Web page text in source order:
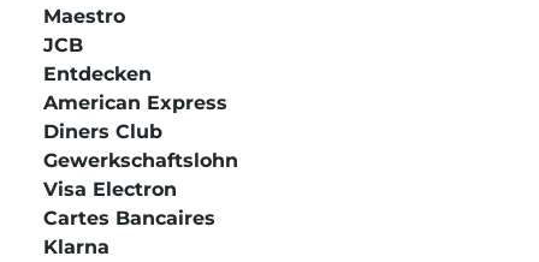
Maestro
JCB
Entdecken
American Express
Diners Club
Gewerkschaftslohn
Visa Electron
Cartes Bancaires
Klarna